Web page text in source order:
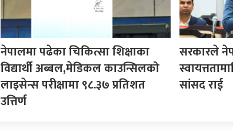
नेपालमा पढेका चिकित्सा शिक्षाका
विद्यार्थी अब्बल,मेडिकल काउन्सिलको
लाइसेन्स परीक्षामा ९८.३७ प्रतिशत
उत्तिर्ण
सरकारले
सांसद राई